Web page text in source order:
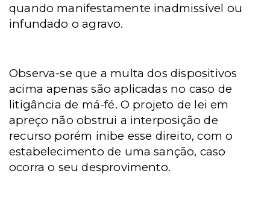
quando manifestamente inadmissível ou
infundado o agravo.
Observa-se que a multa dos dispositivos
acima apenas são aplicadas no caso de
litigância de má-fé. O projeto de lei em
apreço não obstrui a interposição de
recurso porém inibe esse direito, com o
estabelecimento de uma sanção, caso
ocorra o seu desprovimento.